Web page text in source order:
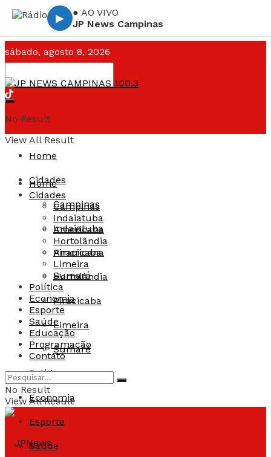
▶
● AO VIVO
JP News Campinas
sábado, agosto 8, 2026
No Result
View All Result
Home
Cidades
Campinas
Indaiatuba
Americana
Hortolândia
Piracicaba
Limeira
Sumaré
Política
Economia
Esporte
Saúde
Home
Cidades
Campinas
Indaiatuba
Americana
Hortolândia
Piracicaba
Limeira
Sumaré
Política
Economia
Esporte
Saúde
Educação
Programação
Contato
No Result
View All Result